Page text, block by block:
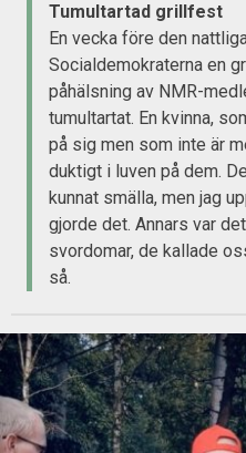
Tumultartad grillfest
En vecka före den
Socialdemokraterna en
påhälsning av NMR-
tumultartat. En kvinna,
på sig men som inte är
duktigt i luven på dem.
kunnat smälla, men jag
gjorde det. Annars var
svordomar, de kallade
så.